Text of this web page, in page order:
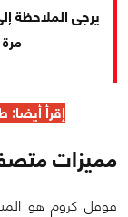
يرجى الملاحظة
إقرأ أيضا:
مميزات
قوقل كروم هو